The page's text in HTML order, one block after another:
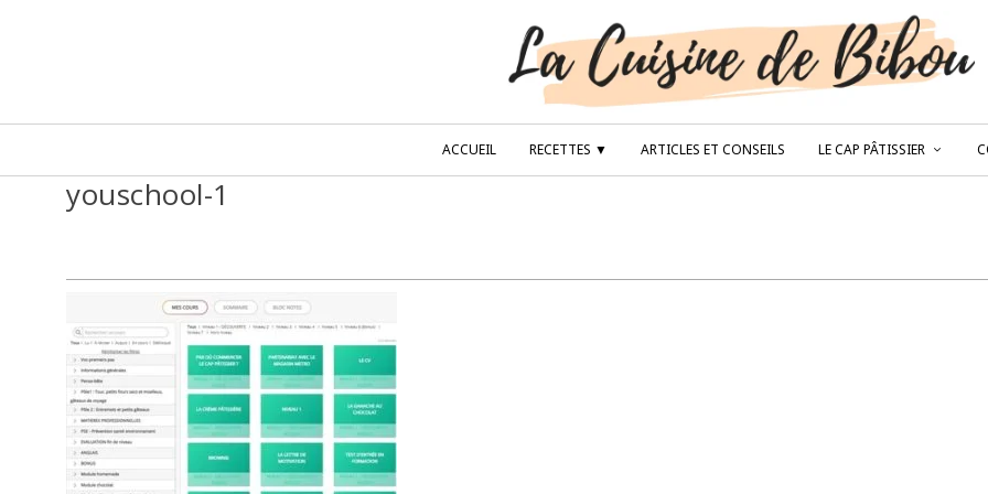
ACCUEIL RECETTES ▼ ARTICLES ET CONSEILS LE CAP PÂTISSIER
youschool-1